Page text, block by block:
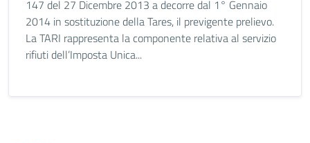
147 del 27 Dicembre 2013 a decorre dal 1° Gennaio
2014 in sostituzione della Tares, il previgente prelievo.
La TARI rappresenta la componente relativa al servizio
rifiuti dell’Imposta Unica...